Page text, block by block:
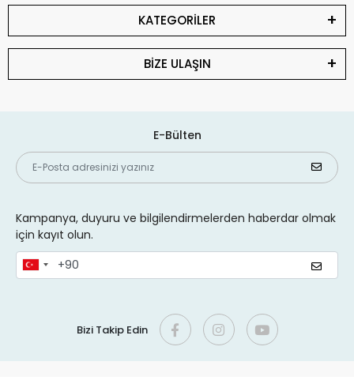
KATEGORİLER
BİZE ULAŞIN
E-Bülten
Kampanya, duyuru ve bilgilendirmelerden haberdar olmak
için kayıt olun.
Bizi Takip Edin